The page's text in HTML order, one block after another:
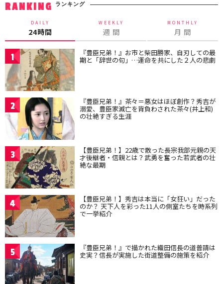
RANKING ランキング
DAILY
24時間
WEEKLY
週 間
MONTHLY
月 間
1 『豊臣兄弟！』お市と柴田勝家、自刃しての最
期と「辞世の句」…運命を共にした２人の悲劇
2 『豊臣兄弟！』茶々＝悪女はほぼ創作？秀吉が
溺愛、豊臣家滅亡を背負わされた茶々(井上和)
の壮絶すぎる生涯
3 【豊臣兄弟！】22歳で散った長宗我部元親の天
才後継者・信親とは？武勇を奮った若武者の壮
絶な最期
4 【豊臣兄弟！】秀吉は本当に「女狂い」だった
のか？ 天下人を彩った11人の側室たちを時系列
で一挙紹介
5 『豊臣兄弟！』で描かれた織田信長の道普請は
史実？信長が実施した街道整備の施策を紹介